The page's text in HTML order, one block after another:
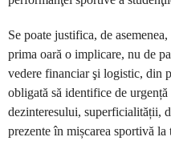
Se poate justifica, de
prima oară o implicare, nu de
vedere financiar şi logistic, din
obligată să identifice de
dezinteresului, superficialității,
prezente în mișcarea sportivă